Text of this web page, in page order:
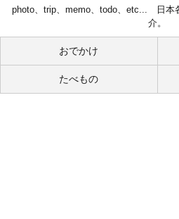
photo、trip、memo、todo、etc... 日本
介。
おでかけ
たべもの